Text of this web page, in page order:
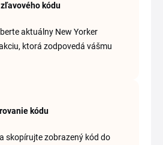
kódu
aktuálny New Yorker
ktorá zodpovedá vášmu
kódu
skopírujte zobrazený kód do